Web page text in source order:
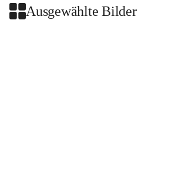
Ausgewählte Bilder